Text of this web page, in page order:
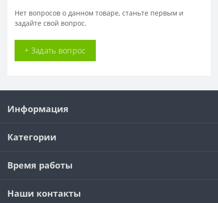
Нет вопросов о данном товаре, станьте первым и
задайте свой вопрос.
+ Задать вопрос
Информация
Категории
Время работы
Наши контакты